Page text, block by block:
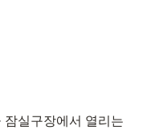
실구장에서 열리는